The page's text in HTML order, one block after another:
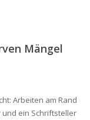
Mängel
Arbeiten am Rand
und ein Schriftsteller